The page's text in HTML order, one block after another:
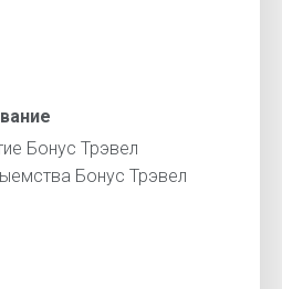
Бонус Трэвел
Бонус Трэвел